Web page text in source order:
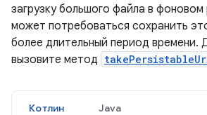
загрузку большого файла в
может потребоваться сохранить
более длительный период времени.
вызовите метод
Котлин Java